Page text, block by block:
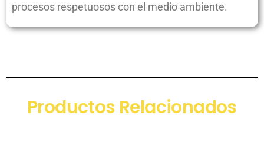
procesos respetuosos con el medio ambiente.
Productos Relacionados